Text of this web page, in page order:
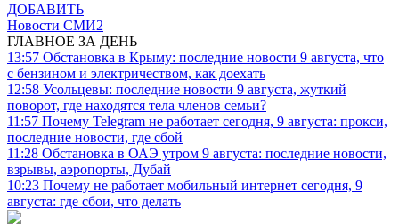
ДОБАВИТЬ
Новости СМИ2
ГЛАВНОЕ ЗА ДЕНЬ
13:57 Обстановка в Крыму: последние новости 9 августа, что
с бензином и электричеством, как доехать
12:58 Усольцевы: последние новости 9 августа, жуткий
поворот, где находятся тела членов семьи?
11:57 Почему Telegram не работает сегодня, 9 августа: прокси,
последние новости, где сбой
11:28 Обстановка в ОАЭ утром 9 августа: последние новости,
взрывы, аэропорты, Дубай
10:23 Почему не работает мобильный интернет сегодня, 9
августа: где сбои, что делать